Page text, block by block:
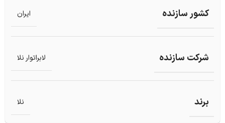
کشور سازنده ایران
شرکت سازنده لابراتوار نلا
برند نلا